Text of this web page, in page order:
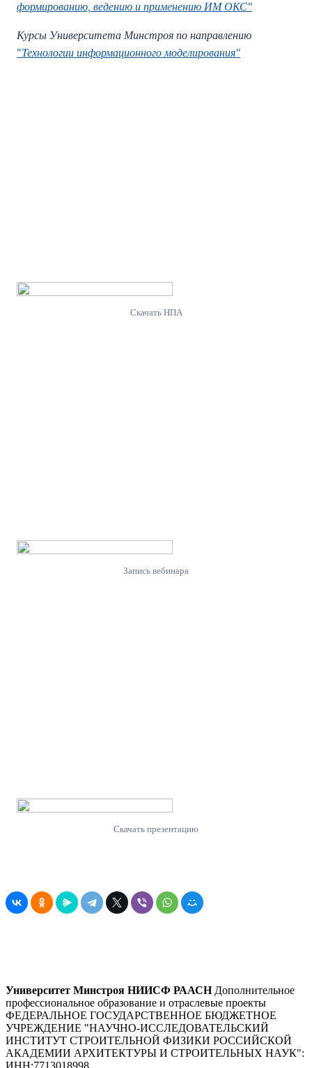
формированию, ведению и применению ИМ ОКС"
Курсы Университета Минстроя по направлению
"Технологии информационного моделирования"
Скачать НПА
Запись вебинара
Скачать презентацию
Университет Минстроя НИИСФ РААСН Дополнительное
профессиональное образование и отраслевые проекты
ФЕДЕРАЛЬНОЕ ГОСУДАРСТВЕННОЕ БЮДЖЕТНОЕ
УЧРЕЖДЕНИЕ "НАУЧНО-ИССЛЕДОВАТЕЛЬСКИЙ
ИНСТИТУТ СТРОИТЕЛЬНОЙ ФИЗИКИ РОССИЙСКОЙ
АКАДЕМИИ АРХИТЕКТУРЫ И СТРОИТЕЛЬНЫХ НАУК":
ИНН:7713018998